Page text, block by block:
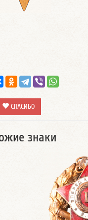
СПАСИБО
знаки